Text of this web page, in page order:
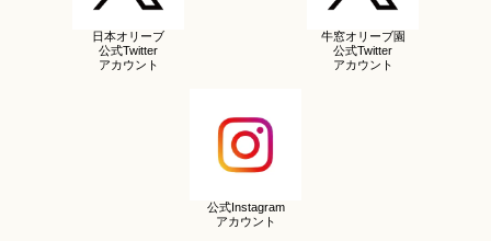
日本オリーブ
公式Twitter
アカウント
牛窓オリーブ園
公式Twitter
アカウント
公式Instagram
アカウント